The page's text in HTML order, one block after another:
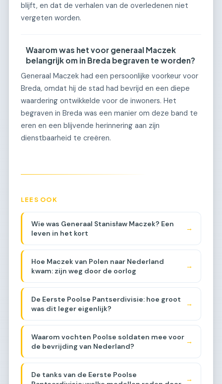
blijft, en dat de verhalen van de overledenen niet
vergeten worden.
Waarom was het voor generaal Maczek
belangrijk om in Breda begraven te worden?
Generaal Maczek had een persoonlijke voorkeur voor
Breda, omdat hij de stad had bevrijd en een diepe
waardering ontwikkelde voor de inwoners. Het
begraven in Breda was een manier om deze band te
eren en een blijvende herinnering aan zijn
dienstbaarheid te creëren.
LEES OOK
Wie was Generaal Stanisław Maczek? Een
leven in het kort
→
Hoe Maczek van Polen naar Nederland
kwam: zijn weg door de oorlog
→
De Eerste Poolse Pantserdivisie: hoe groot
was dit leger eigenlijk?
→
Waarom vochten Poolse soldaten mee voor
de bevrijding van Nederland?
→
De tanks van de Eerste Poolse
→